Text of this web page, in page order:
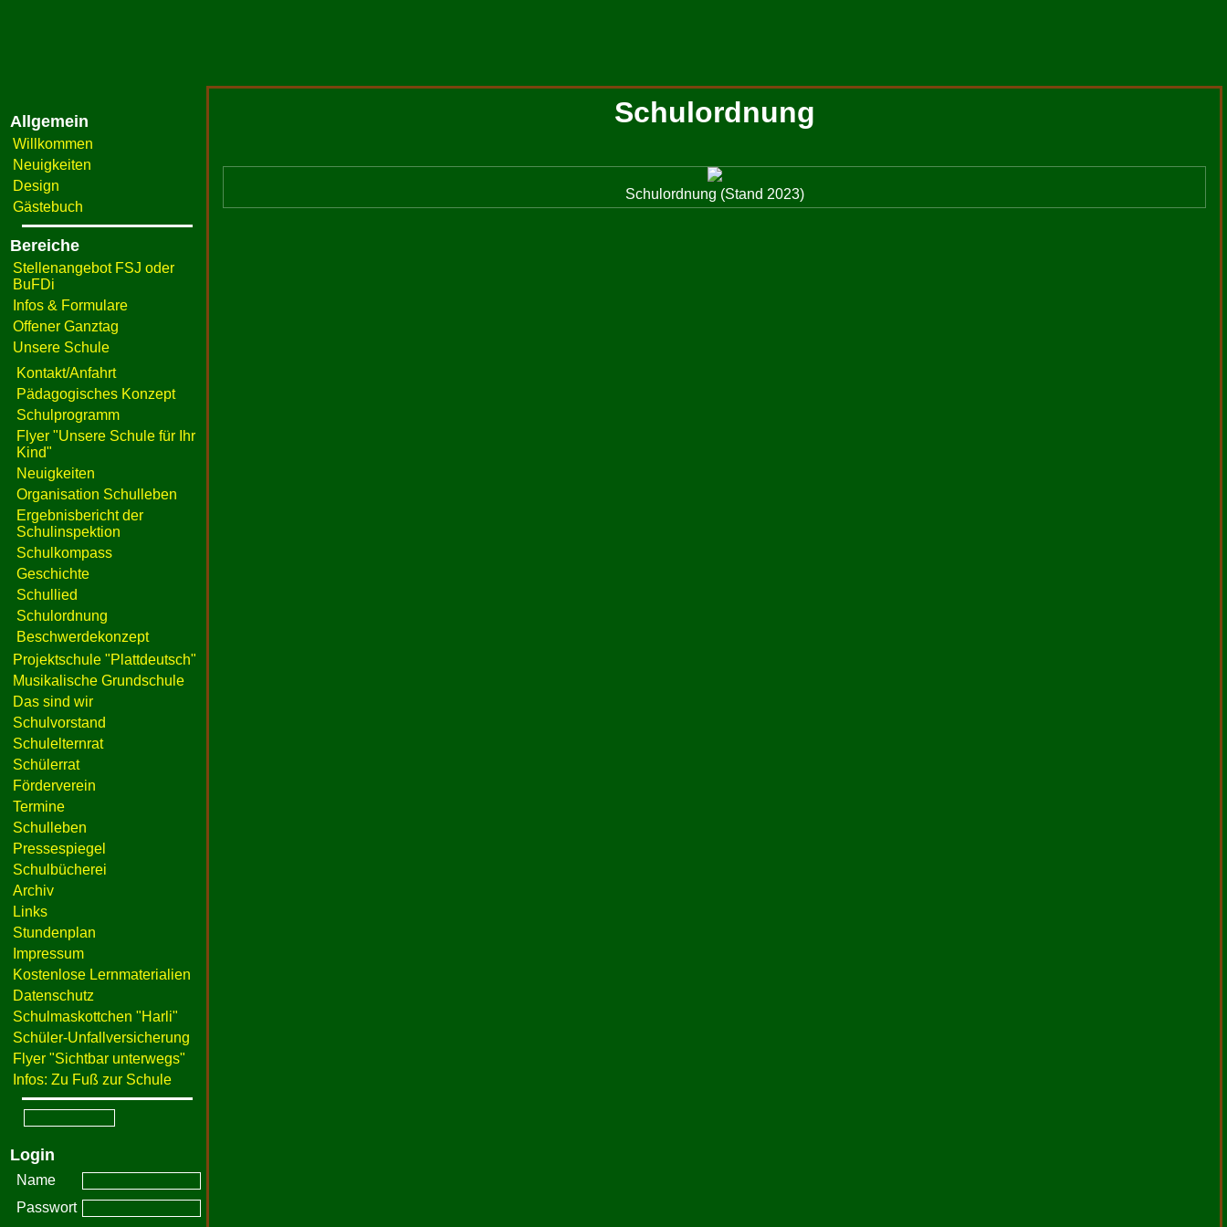
Allgemein
Willkommen
Neuigkeiten
Design
Gästebuch
Bereiche
Stellenangebot FSJ oder
BuFDi
Infos & Formulare
Offener Ganztag
Unsere Schule
Kontakt/Anfahrt
Pädagogisches Konzept
Schulprogramm
Flyer "Unsere Schule für Ihr
Kind"
Neuigkeiten
Organisation Schulleben
Ergebnisbericht der
Schulinspektion
Schulkompass
Geschichte
Schullied
Schulordnung
Beschwerdekonzept
Projektschule "Plattdeutsch"
Musikalische Grundschule
Das sind wir
Schulvorstand
Schulelternrat
Schülerrat
Förderverein
Termine
Schulleben
Pressespiegel
Schulbücherei
Archiv
Links
Stundenplan
Impressum
Kostenlose Lernmaterialien
Datenschutz
Schulmaskottchen "Harli"
Schüler-Unfallversicherung
Flyer "Sichtbar unterwegs"
Infos: Zu Fuß zur Schule
Login
Name
Passwort
Schulordnung
Schulordnung (Stand 2023)